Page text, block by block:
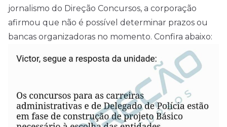
jornalismo do Direção Concursos, a corporação
afirmou que não é possível determinar prazos ou
bancas organizadoras no momento. Confira abaixo: